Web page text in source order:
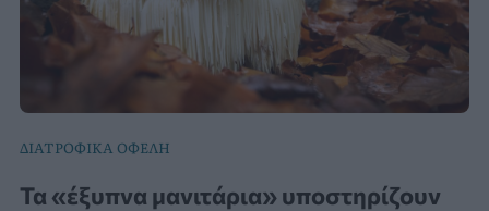
ΔΙΑΤΡΟΦΙΚΑ ΟΦΕΛΗ
Τα «έξυπνα μανιτάρια» υποστηρίζουν